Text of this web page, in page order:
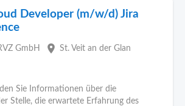
Developer (m/w/d) Jira
GmbH place St. Veit an der Glan
Sie Informationen über die
Stelle, die erwartete Erfahrung des